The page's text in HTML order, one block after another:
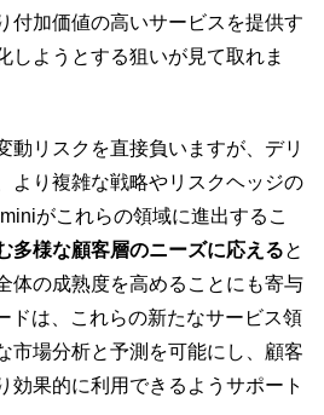
付加価値の高いサービスを提供す
しようとする狙いが見て取れま
動リスクを直接負いますが、デリ
より複雑な戦略やリスクヘッジの
がこれらの領域に進出するこ
多様な顧客層のニーズに応えると
体の成熟度を高めることにも寄与
ドは、これらの新たなサービス領
市場分析と予測を可能にし、顧客
効果的に利用できるようサポート